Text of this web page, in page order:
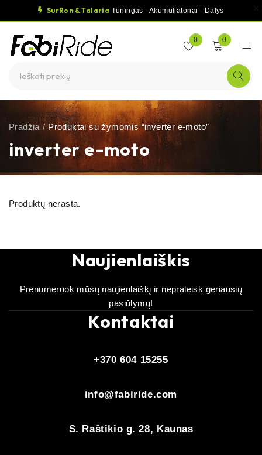
SurRon & Talaria Tuningas - Akumuliatoriai - Dalys
0 0
inverter e-moto
Pradžia / Produktai su žymomis “inverter e-moto”
Produktų nerasta.
Naujienlaiškis
Prenumeruok mūsų naujienlaiškį ir nepraleisk geriausių
pasiūlymų!
Kontaktai
+370 604 15255
info@fabiride.com
S. Raštikio g. 28, Kaunas